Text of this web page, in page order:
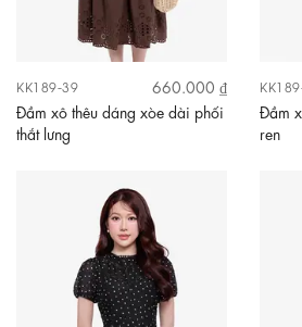
KK189-39
660.000 ₫
Đầm xô thêu dáng xòe dài phối
thắt lưng
Đầm
ren